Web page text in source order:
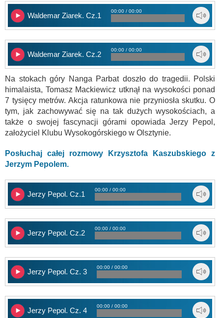
Waldemar Ziarek. Cz.1
00:00 / 00:00
Waldemar Ziarek. Cz.2
00:00 / 00:00
Na stokach góry Nanga Parbat doszło do tragedii. Polski
himalaista, Tomasz Mackiewicz utknął na wysokości ponad
7 tysięcy metrów. Akcja ratunkowa nie przyniosła skutku. O
tym, jak zachowywać się na tak dużych wysokościach, a
także o swojej fascynacji górami opowiada Jerzy Pepol,
założyciel Klubu Wysokogórskiego w Olsztynie.
Posłuchaj całej rozmowy Krzysztofa Kaszubskiego z
Jerzym Pepolem.
Jerzy Pepol. Cz.1
00:00 / 00:00
Jerzy Pepol. Cz.2
00:00 / 00:00
Jerzy Pepol. Cz. 3
00:00 / 00:00
Jerzy Pepol. Cz. 4
00:00 / 00:00